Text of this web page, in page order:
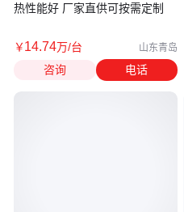
热性能好 厂家直供可按需定制
￥14.74万/台 山东青岛
咨询 电话